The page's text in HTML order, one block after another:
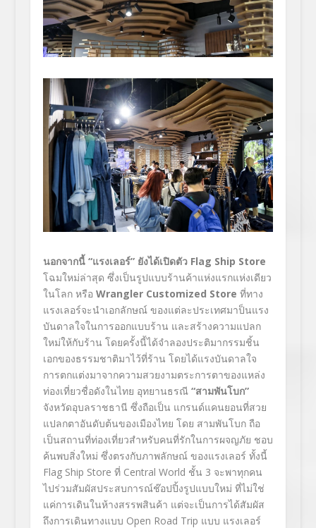
นอกจากนี้ “แรงเลอร์” ยังได้เปิดตัวFlag Ship Store
โฉมใหม่ล่าสุด ซึ่งเป็นรูปแบบร้านค้าแห่งแรกแห่งเดียว
ในโลก หรือ Wrangler Customized Store ที่ทาง
แรงเลอร์จะนำเอกลักษณ์ ของแต่ละประเทศมาป็นแรง
บันดาลใจในการออกแบบร้าน และสร้างความแปลก
ใหม่ให้กับร้าน โดยครั้งนี้ได้จำลองประติมากรรมชิ้น
เอกของธรรมชาติมาไว้ที่ร้าน โดยได้แรงบันดาลใจ
การตกแต่งมาจากความสวยงามตระการตาของแหล่ง
ท่องเที่ยวชื่อดังในไทย อุทยานธรณี “สามพันโบก”
จังหวัดอุบลราชธานี ซึ่งถือเป็น แกรนด์แคนยอนที่สวย
แปลกตาอันดับต้นของเมืองไทย โดย สามพันโบก ถือ
เป็นสถานที่ท่องเที่ยวสำหรับคนที่รักในการผจญภัย ชอบ
ค้นพบสิ่งใหม่ ซึ่งตรงกับภาพลักษณ์ ของแรงเลอร์ ทั้งนี้
Flag Ship Store ที่ Central World ชั้น 3 จะพาทุกคน
ไปร่วมสัมผัสประสบการณ์ช๊อปปิ้งรูปแบบใหม่ ที่ไม่ใช่
แค่การเดินในห้างสรรพสินค้า แต่จะเป็นการได้สัมผัส
ถึงการเดินทางแบบ Open Road Trip แบบ แรงเลอร์